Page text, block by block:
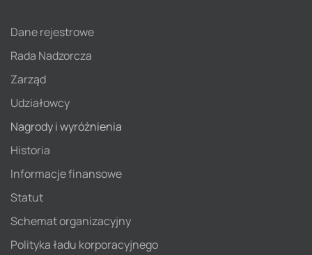
Dane rejestrowe
Rada Nadzorcza
Zarząd
Udziałowcy
Nagrody i wyróżnienia
Historia
Informacje finansowe
Statut
Schemat organizacyjny
Polityka ładu korporacyjnego